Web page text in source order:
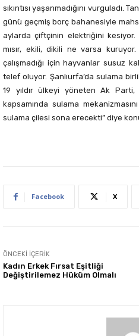
sıkıntısı yaşanmadığını vurguladı.
günü geçmiş borç bahanesiyle
aylarda çiftçinin elektriğini
mısır, ekili, dikili ne varsa
çalışmadığı için hayvanlar susuz
telef oluyor. Şanlıurfa’da sulama
19 yıldır ülkeyi yöneten Ak Parti,
kapsamında sulama
sulama çilesi sona erecekti” diye
Facebook X
ÖNCEKI İÇERIK
Kadın Erkek Fırsat Eşitliği
Değiştirilemez Hüküm Olmalı